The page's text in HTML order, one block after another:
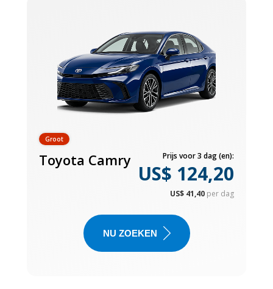
Groot
Toyota Camry Prijs voor 3 dag (en):
US$ 124,20
US$ 41,40 per dag
NU ZOEKEN